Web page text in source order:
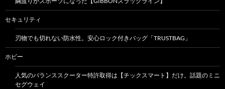
セキュリティ
刃物でも切れない防水性。安心ロック付きバッグ「TRUSTBAG」
ホビー
人気のバランススクーター特許取得は【チックスマート】だけ。話題のミニ
セグウェイ